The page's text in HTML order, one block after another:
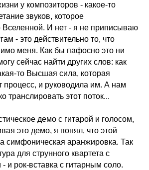
у композиторов - какое-то
звуков, которое
Вселенной. И нет - я не приписываю
- это действительно то, что
меня. Как бы пафосно это ни
сейчас найти других слов: как
то Высшая сила, которая
процесс, и руководила им. А нам
транслировать этот поток...
демо с гитарой и голосом,
это демо, я понял, что этой
симфоническая аранжировка. Так
для струнного квартета с
и рок-вставка с гитарным соло.